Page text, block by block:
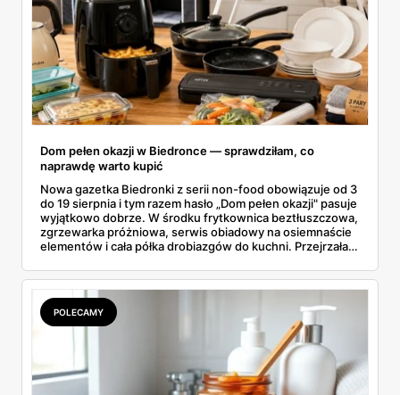
Dom pełen okazji w Biedronce — sprawdziłam, co
naprawdę warto kupić
Nowa gazetka Biedronki z serii non-food obowiązuje od 3
do 19 sierpnia i tym razem hasło „Dom pełen okazji" pasuje
wyjątkowo dobrze. W środku frytkownica beztłuszczowa,
zgrzewarka próżniowa, serwis obiadowy na osiemnaście
elementów i cała półka drobiazgów do kuchni. Przejrzałam
się przy półce z samego rana.
POLECAMY